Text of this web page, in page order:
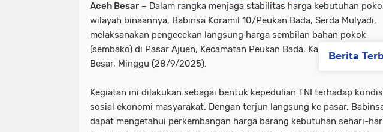
Aceh Besar – Dalam rangka menjaga stabilitas harga kebutuhan
wilayah binaannya, Babinsa Koramil 10/Peukan Bada, Serda Mulyadi,
melaksanakan pengecekan langsung harga sembilan bahan pokok
(sembako) di Pasar Ajuen, Kecamatan Peukan Bada, Kabupaten Aceh
Besar, Minggu (28/9/2025).
Kegiatan ini dilakukan sebagai bentuk kepedulian TNI terhadap
sosial ekonomi masyarakat. Dengan terjun langsung ke pasar,
dapat mengetahui perkembangan harga barang kebutuhan sehari-
Berita